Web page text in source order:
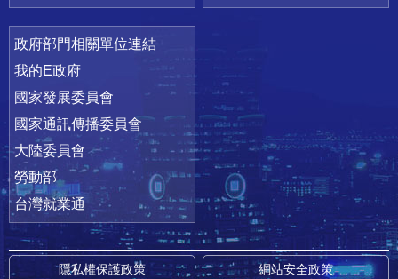
政府部門相關單位連結
我的E政府
國家發展委員會
國家通訊傳播委員會
大陸委員會
勞動部
台灣就業通
隱私權保護政策 網站安全政策